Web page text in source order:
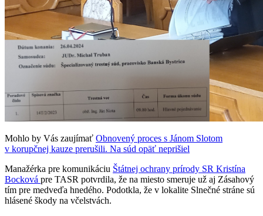
Mohlo by Vás zaujímať Obnovený proces s Jánom Slotom
v korupčnej kauze prerušili. Na súd opäť neprišiel
Manažérka pre komunikáciu Štátnej ochrany prírody SR Kristína
Bocková pre TASR potvrdila, že na miesto smeruje už aj Zásahový
tím pre medveďa hnedého. Podotkla, že v lokalite Slnečné stráne sú
hlásené škody na včelstvách.